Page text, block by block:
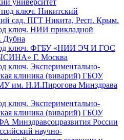
университет
ключ. Никитский
сад. ПГТ Никита, Респ. Крым.
ключ. НИИ прикладной
Дубна
ключ. ФГБУ «НИИ ЭЧ И ГОС
Г. Москва
ключ. Экспериментально-
клиника (виварий) ГБОУ
им. Н.И.Пирогова Минздрава
ключ. Экспериментально-
клиника (виварий) ГБОУ
России
научно-